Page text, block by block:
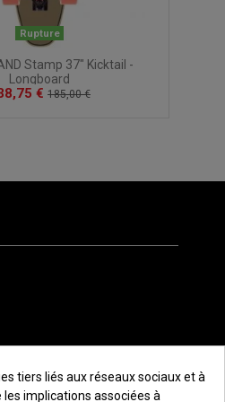
Rupture
Stamp 37" Kicktail -
Longboard
€ 185,00 €
tiers liés aux réseaux sociaux et à
implications associées à